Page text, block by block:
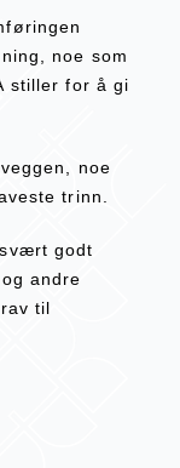
noe som
stiller for å gi
noe
trinn.
godt
andre
til